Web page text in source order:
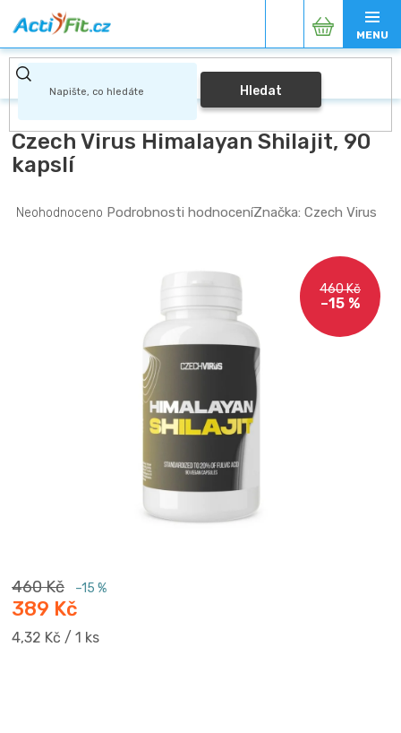
na
obsah
Hledat
Nákupní
košík
Czech Virus Himalayan Shilajit, 90
kapslí
Průměrné
Neohodnoceno Podrobnosti hodnoceníZnačka: Czech Virus
460 Kč
–15 %
460 Kč –15 %
389 Kč
Měrná
4,32 Kč / 1 ks